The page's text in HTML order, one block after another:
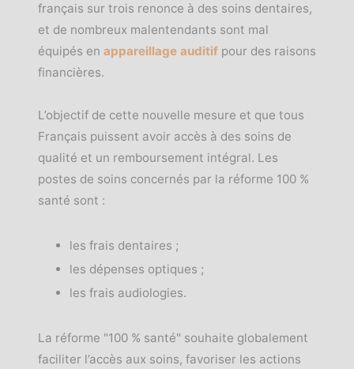
français sur trois renonce à des soins dentaires,
et de nombreux malentendants sont mal
équipés en appareillage auditif pour des raisons
financières.
L’objectif de cette nouvelle mesure et que tous
Français puissent avoir accès à des soins de
qualité et un remboursement intégral. Les
postes de soins concernés par la réforme 100 %
santé sont :
les frais dentaires ;
les dépenses optiques ;
les frais audiologies.
La réforme "100 % santé" souhaite globalement
faciliter l’accès aux soins, favoriser les actions